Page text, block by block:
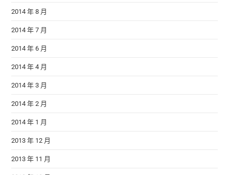
2014 年 8 月
2014 年 7 月
2014 年 6 月
2014 年 4 月
2014 年 3 月
2014 年 2 月
2014 年 1 月
2013 年 12 月
2013 年 11 月